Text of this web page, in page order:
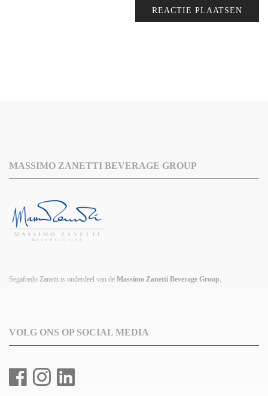
MASSIMO ZANETTI BEVERAGE GROUP
Segafredo Zanetti is onderdeel van de Massimo Zanetti Beverage Group
VOLG ONS OP SOCIAL MEDIA